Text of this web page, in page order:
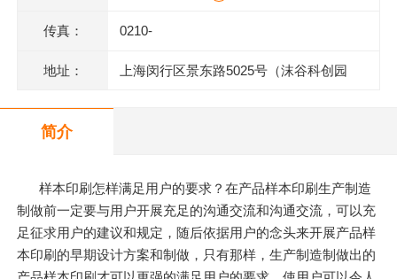
传真： 0210-
地址： 上海闵行区景东路5025号（沫谷科创园
简介
样本印刷怎样满足用户的要求？在产品样本印刷生产制造
制做前一定要与用户开展充足的沟通交流和沟通交流，可以充
足征求用户的建议和规定，随后依据用户的念头来开展产品样
本印刷的早期设计方案和制做，只有那样，生产制造制做出的